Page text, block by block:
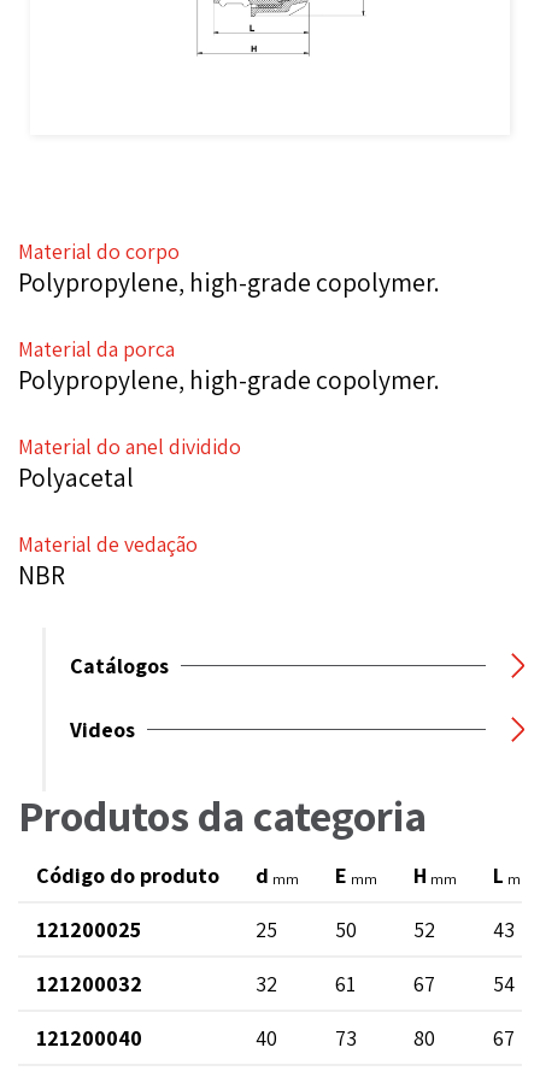
Material do corpo
Polypropylene, high-grade copolymer.
Material da porca
Polypropylene, high-grade copolymer.
Material do anel dividido
Polyacetal
Material de vedação
NBR
Catálogos
Videos
Produtos da categoria
Código do produto d mm E mm H mm L mm
121200025 25 50 52
43
121200032
32 61 67
54
121200040
40 73 80
67